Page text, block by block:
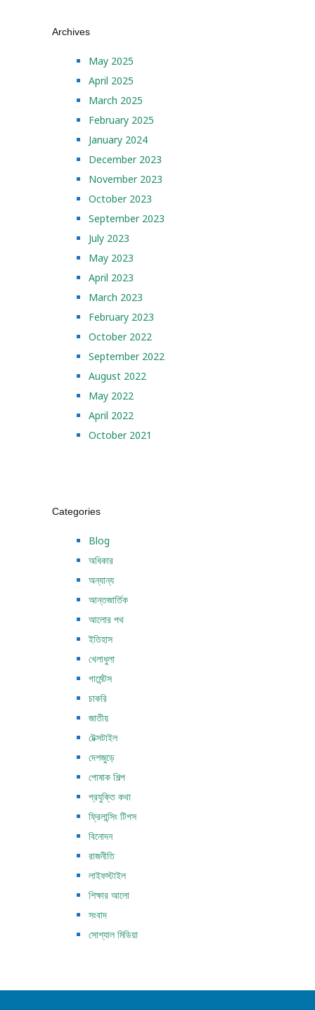
Archives
May 2025
April 2025
March 2025
February 2025
January 2024
December 2023
November 2023
October 2023
September 2023
July 2023
May 2023
April 2023
March 2023
February 2023
October 2022
September 2022
August 2022
May 2022
April 2022
October 2021
Categories
Blog
অধিকার
অন্যান্য
আন্তজার্তিক
আলোর পথ
ইতিহাস
খেলাধুলা
গার্মেন্টস
চাকরি
জাতীয়
টেক্সটাইল
দেশজুড়ে
পোষাক শিল্প
প্রযুক্তি কথা
ফ্রিলান্সিং টিপস
বিনোদন
রাজনীতি
লাইফস্টাইল
শিক্ষার আলো
সংবাদ
সোশ্যাল মিডিয়া